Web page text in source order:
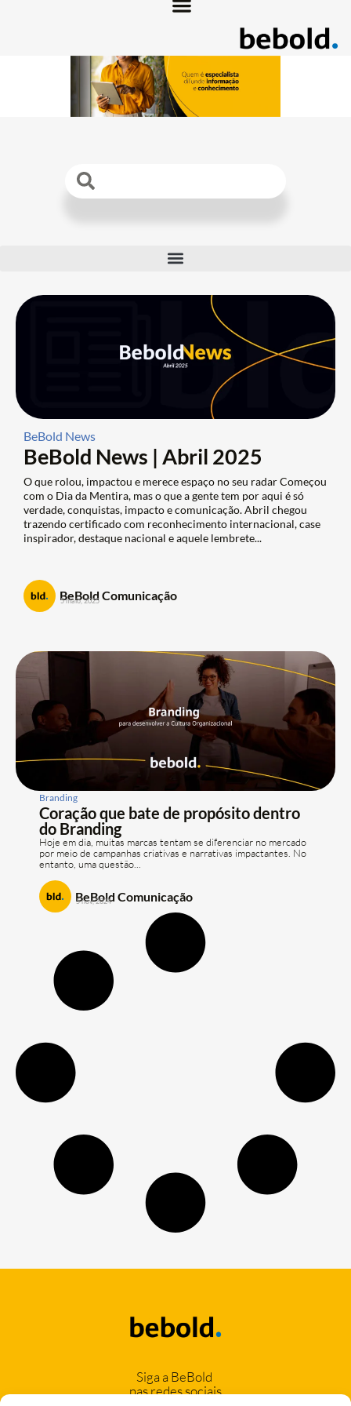
BeBold News
BeBold News | Abril 2025
O que rolou, impactou e merece espaço no seu radar Começou
com o Dia da Mentira, mas o que a gente tem por aqui é só
verdade, conquistas, impacto e comunicação. Abril chegou
trazendo certificado com reconhecimento internacional, case
inspirador, destaque nacional e aquele lembrete...
BeBold Comunicação
5 maio, 2025
Branding
Coração que bate de propósito dentro
do Branding
Hoje em dia, muitas marcas tentam se diferenciar no mercado
por meio de campanhas criativas e narrativas impactantes. No
entanto, uma questão...
BeBold Comunicação
5 nov, 2024
Siga a BeBold
nas redes sociais